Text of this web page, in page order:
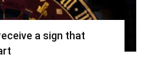
a sign that